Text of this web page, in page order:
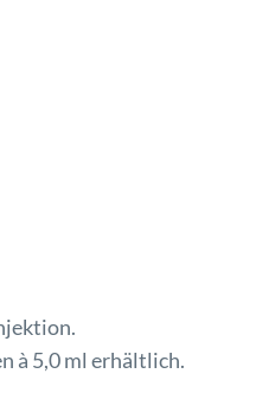
à 5,0 ml erhältlich.